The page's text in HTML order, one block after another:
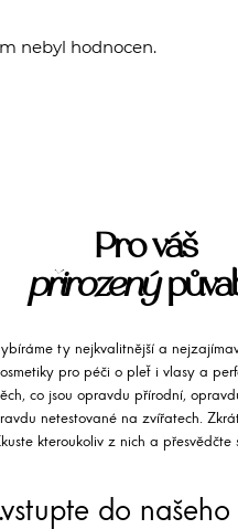
nebyl hodnocen.
Pro váš
přirozený
ty nejkvalitnější a
pro péči o pleť i vlasy a
co jsou opravdu přírodní,
netestované na zvířatech.
kteroukoliv z nich a přesvědčte
do našeho